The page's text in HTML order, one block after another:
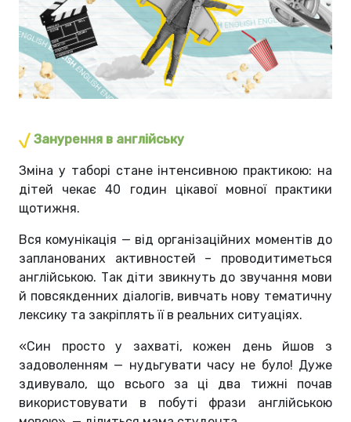
Занурення в англійську
Зміна у таборі стане інтенсивною практикою: на
дітей чекає 40 годин цікавої мовної практики
щотижня.
Вся комунікація — від організаційних моментів до
запланованих активностей – проводитиметься
англійською. Так діти звикнуть до звучання мови
й повсякденних діалогів, вивчать нову тематичну
лексику та закріплять її в реальних ситуаціях.
«Син просто у захваті, кожен день йшов з
задоволенням — нудьгувати часу не було! Дуже
здивувало, що всього за ці два тижні почав
використовувати в побуті фрази англійською